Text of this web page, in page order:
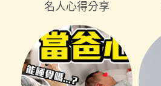
名人心得分享